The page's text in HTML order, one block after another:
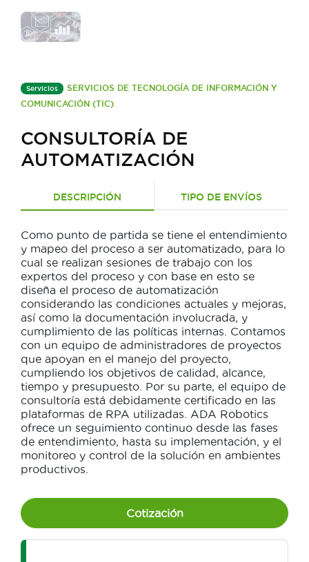
Servicios
SERVICIOS DE TECNOLOGÍA DE INFORMACIÓN Y
COMUNICACIÓN (TIC)
CONSULTORÍA DE
AUTOMATIZACIÓN
DESCRIPCIÓN TIPO DE ENVÍOS
Como punto de partida se tiene el entendimiento
y mapeo del proceso a ser automatizado, para lo
cual se realizan sesiones de trabajo con los
expertos del proceso y con base en esto se
diseña el proceso de automatización
considerando las condiciones actuales y mejoras,
así como la documentación involucrada, y
cumplimiento de las políticas internas. Contamos
con un equipo de administradores de proyectos
que apoyan en el manejo del proyecto,
cumpliendo los objetivos de calidad, alcance,
tiempo y presupuesto. Por su parte, el equipo de
consultoría está debidamente certificado en las
plataformas de RPA utilizadas. ADA Robotics
ofrece un seguimiento continuo desde las fases
de entendimiento, hasta su implementación, y el
monitoreo y control de la solución en ambientes
productivos.
Cotización